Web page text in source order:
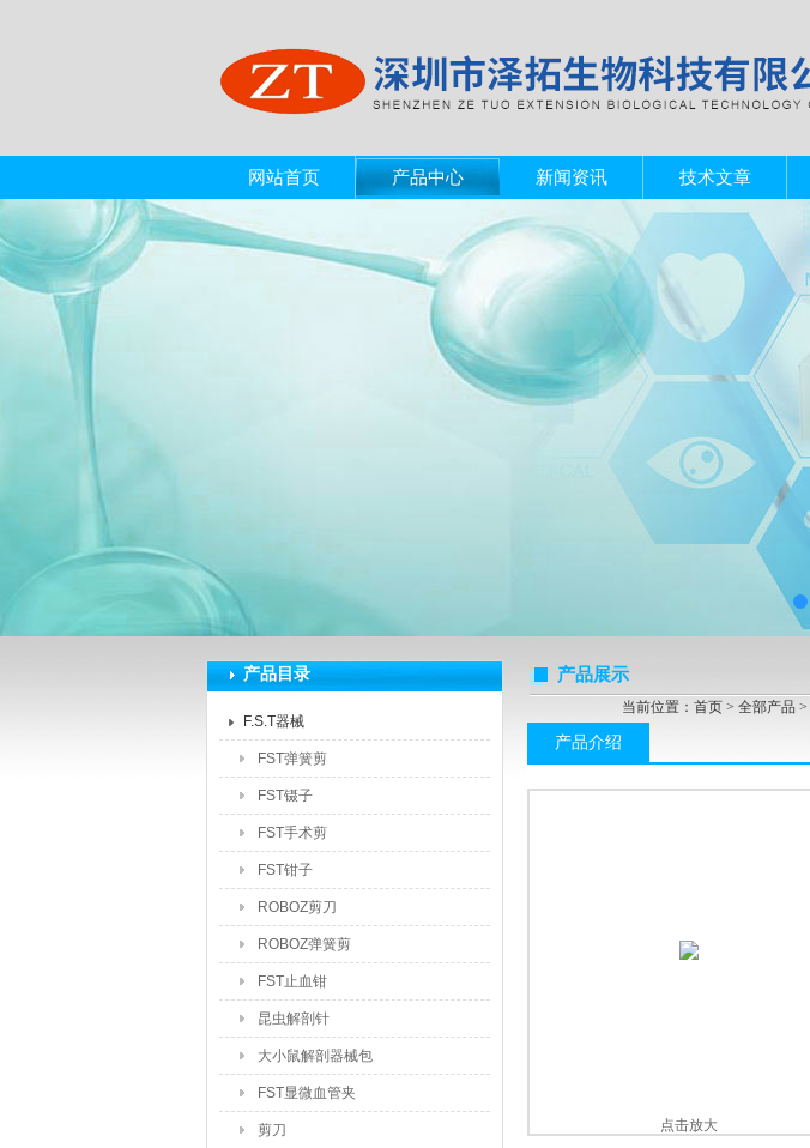
深圳市泽拓生物科技有限公司
网站首页 产品中心 新闻资讯 技术文章
产品目录
F.S.T器械
FST弹簧剪
FST镊子
FST手术剪
FST钳子
ROBOZ剪刀
ROBOZ弹簧剪
FST止血钳
昆虫解剖针
大小鼠解剖器械包
FST显微血管夹
剪刀
产品展示
当前位置： 首页 > 全部产品 >
产品介绍
点击放大